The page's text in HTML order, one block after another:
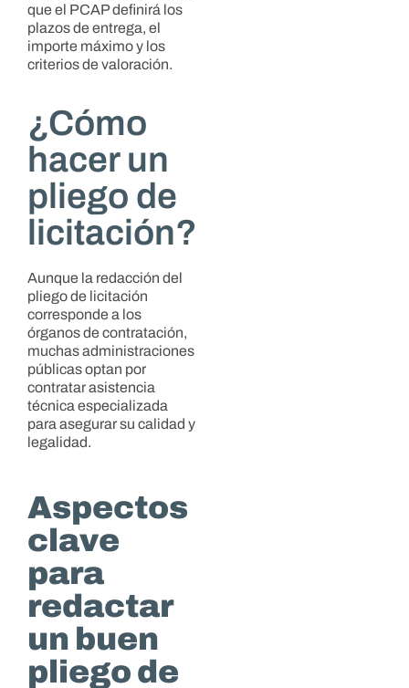
que el PCAP definirá los
plazos de entrega, el
importe máximo y los
criterios de valoración.
¿Cómo
hacer un
pliego de
licitación?
Aunque la redacción del
pliego de licitación
corresponde a los
órganos de contratación,
muchas administraciones
públicas optan por
contratar asistencia
técnica especializada
para asegurar su calidad y
legalidad.
Aspectos
clave
para
redactar
un buen
pliego de